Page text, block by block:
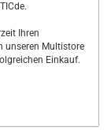
Ihren
unseren Multistore
Einkauf.